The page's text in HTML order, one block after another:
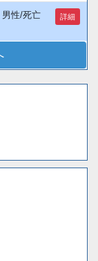
男性/死亡 詳細